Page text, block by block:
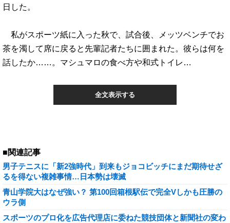
日した。
私がスポーツ紙に入った秋で、試合後、メッツベンチでお
茶を濁して席に戻ると先輩記者たちに囲まれた。彼らは何を
話したか……。マシュマロの食べ方や和式トイレ…
全文表示する
■関連記事
男子テニスに「新2強時代」到来もジョコビッチにまだ期待せざ
るを得ない複雑事情…日本勢は壊滅
青山学院大はなぜ強い？ 第100回箱根駅伝で完全Vしかも圧勝の
ウラ側
スポーツのプロ化を広告代理店に委ねた競技団体と新聞社の変わ